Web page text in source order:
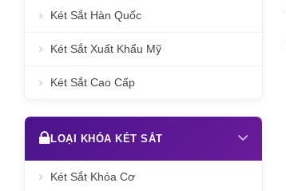
Két Sắt Hàn Quốc
Két Sắt Xuất Khẩu Mỹ
Két Sắt Cao Cấp
LOẠI KHÓA KÉT SẮT
Két Sắt Khóa Cơ